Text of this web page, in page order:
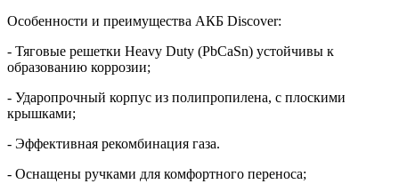
Особенности и преимущества АКБ Discover:
- Тяговые решетки Heavy Duty (PbCaSn) устойчивы к
образованию коррозии;
- Ударопрочный корпус из полипропилена, с плоскими
крышками;
- Эффективная рекомбинация газа.
- Оснащены ручками для комфортного переноса;